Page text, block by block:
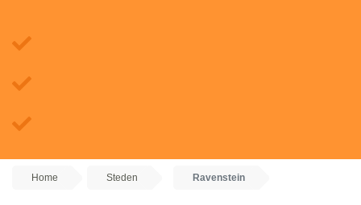
Home Steden Ravenstein